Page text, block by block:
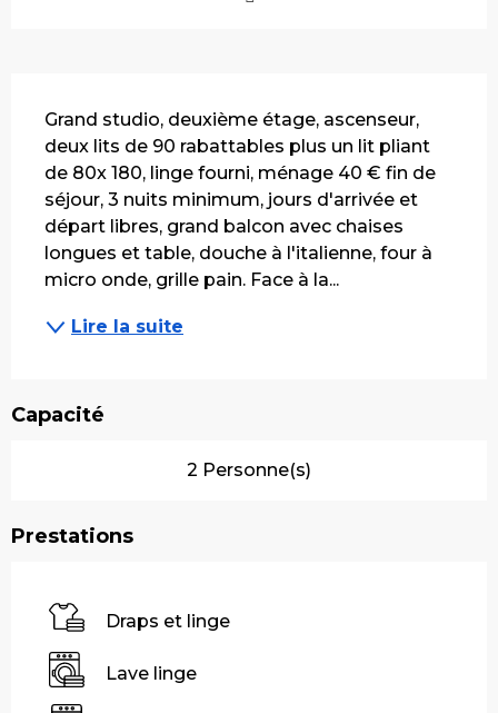
Grand studio, deuxième étage, ascenseur,
deux lits de 90 rabattables plus un lit pliant
de 80x 180, linge fourni, ménage 40 € fin de
séjour, 3 nuits minimum, jours d'arrivée et
départ libres, grand balcon avec chaises
longues et table, douche à l'italienne, four à
micro onde, grille pain. Face à la...
Lire la suite
Capacité
2 Personne(s)
Prestations
Draps et linge
Lave linge